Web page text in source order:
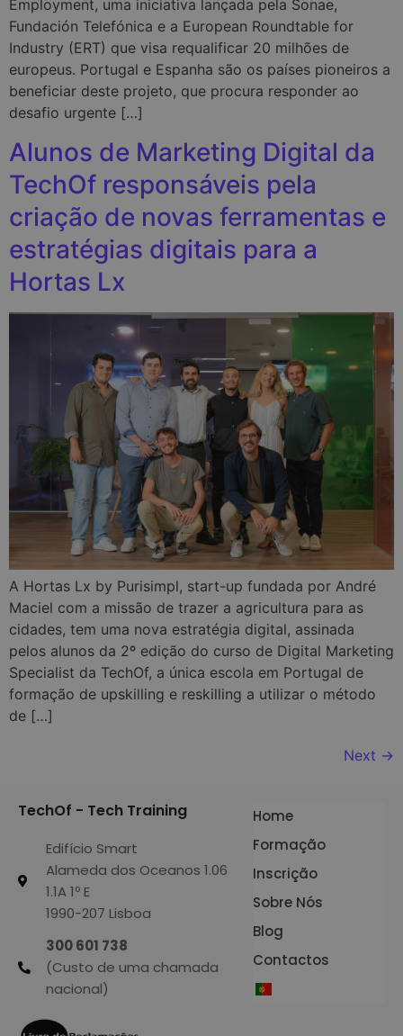
Employment, uma iniciativa lançada pela Sonae,
Fundación Telefónica e a European Roundtable for
Industry (ERT) que visa requalificar 20 milhões de
europeus. Portugal e Espanha são os países pioneiros a
beneficiar deste projeto, que procura responder ao
desafio urgente […]
Alunos de Marketing Digital da
TechOf responsáveis pela
criação de novas ferramentas e
estratégias digitais para a
Hortas Lx
A Hortas Lx by Purisimpl, start-up fundada por André
Maciel com a missão de trazer a agricultura para as
cidades, tem uma nova estratégia digital, assinada
pelos alunos da 2º edição do curso de Digital Marketing
Specialist da TechOf, a única escola em Portugal de
formação de upskilling e reskilling a utilizar o método
de […]
Next →
TechOf - Tech Training
Edifício Smart
Alameda dos Oceanos 1.06
1.1A 1º E
1990-207 Lisboa
300 601 738
(Custo de uma chamada
nacional)
Home
Formação
Inscrição
Sobre Nós
Blog
Contactos